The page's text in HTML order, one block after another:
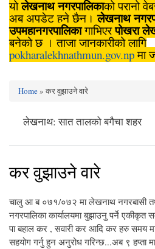
योलेखनाथ नगरपालिकाको पुरानो
अब अपडेट हुने छैन।लेखनाथ
उपमहानगरपालिकागाभिएरपोखरा
बनेको छ । ताजा जानकारीको लागि
pokharalekhnathmun.gov.npमा
You are here
Home» कर वुझाउने वारे
लेखनाथ: सात तालको बगैचा शहर
कर वुझाउने वारे
चालु आ ब ०७१/०७२ मा लेखनाथ नगरबासी
नगरपालिका कार्यालयमा बुझाउनु पर्ने एकीकृत
पा बहाल कर , सवारी कर आदि कर हरु समय
सहयोग गर्नु हुन अनुरोध गरिन्छ...अब ९ हप्ता